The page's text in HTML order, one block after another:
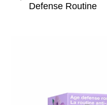
Defense Routine